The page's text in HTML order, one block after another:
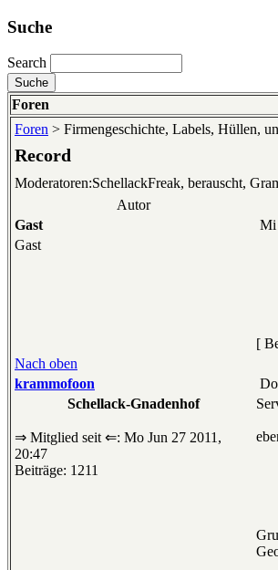
Suche
Search
Foren
Foren > Firmengeschichte, Labels, Hüllen,
Record
Moderatoren:SchellackFreak, berauscht,
Autor
Gast
Mi
Gast
[
Nach oben
krammofoon
Schellack-Gnadenhof
⇒ Mitglied seit ⇐: Mo Jun 27 2011,
20:47
Beiträge: 1211